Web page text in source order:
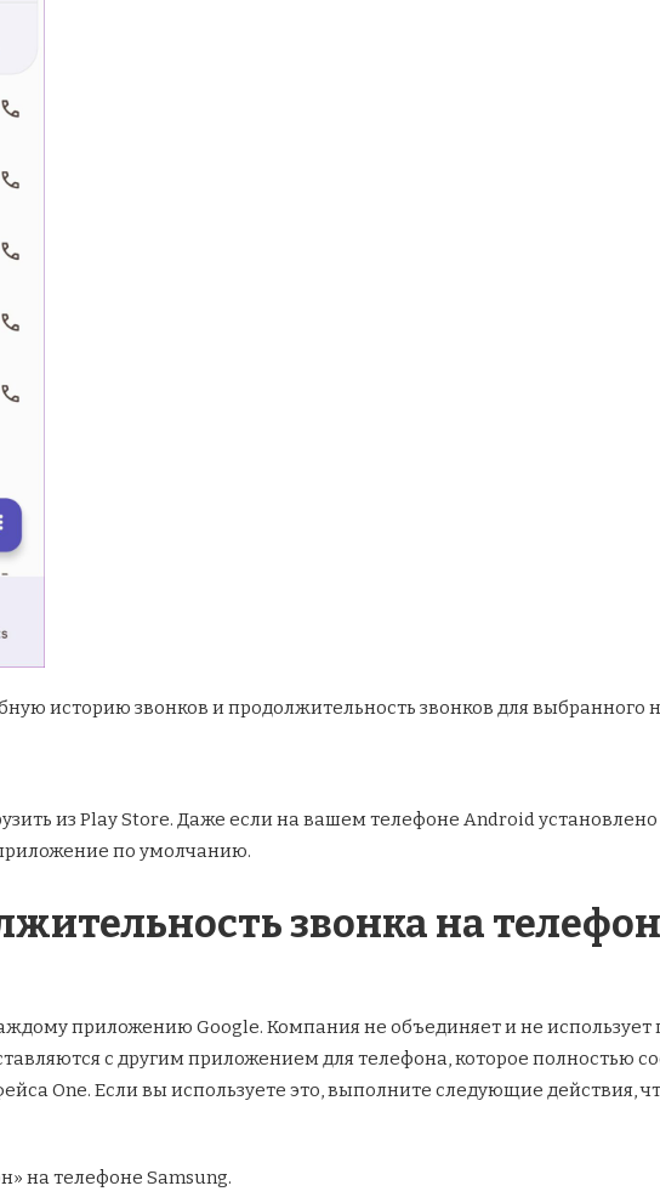
историю звонков и продолжительность звонков для выбранного
из Play Store. Даже если на вашем телефоне Android
по умолчанию.
звонка на
приложению Google. Компания не объединяет и не использует
с другим приложением для телефона, которое полностью
One. Если вы используете это, выполните следующие действия,
на телефоне Samsung.